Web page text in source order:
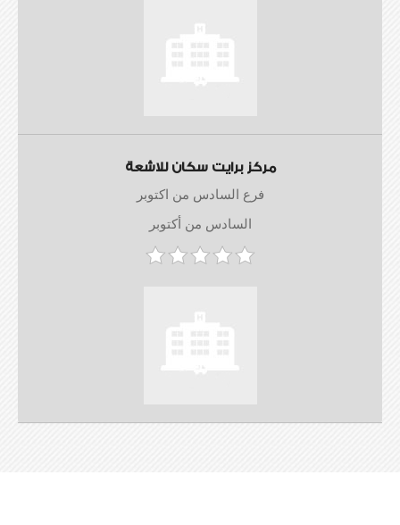
مركز برايت سكان للاشعة
فرع السادس من اكتوبر
السادس من أكتوبر